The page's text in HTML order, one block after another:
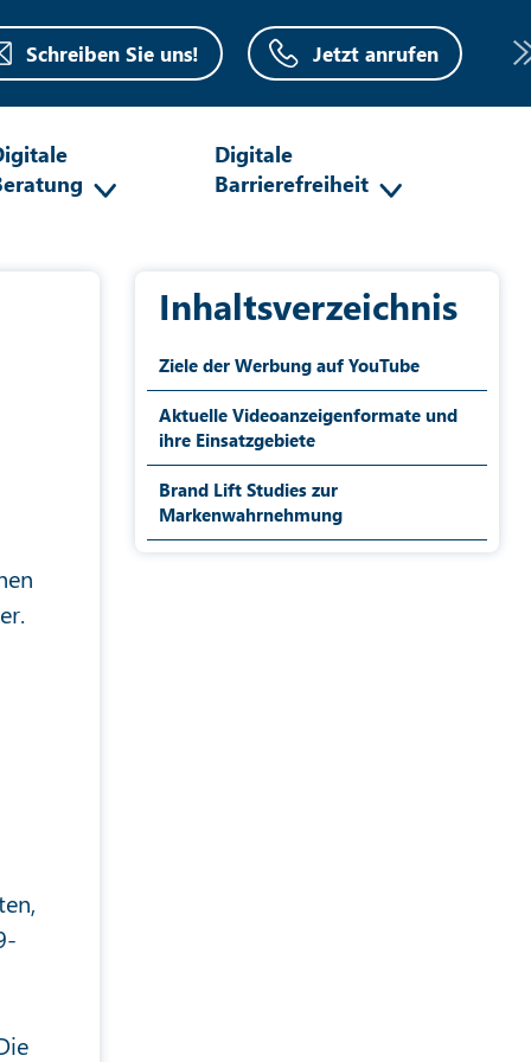
Schreiben Sie uns! Jetzt anrufen
Digitale
Barrierefreiheit
Inhaltsverzeichnis
Ziele der Werbung auf YouTube
Aktuelle Videoanzeigenformate und
ihre Einsatzgebiete
Brand Lift Studies zur
Markenwahrnehmung